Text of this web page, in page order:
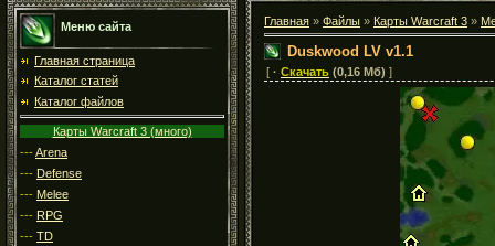
Меню сайта
Главная страница
Каталог статей
Каталог файлов
Карты Warcraft 3 (много)
---Arena
--- Defense
--- Melee
--- RPG
--- TD
Главная » Файлы » Карты Warcraft 3 »
Duskwood LV v1.1
[ · Скачать (0,16 Мб) ]